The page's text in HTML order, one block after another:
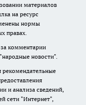
материалов
на ресурс
нормы
правах.
за комментарии
новости".
и анализа сведений,
сети "Интернет",